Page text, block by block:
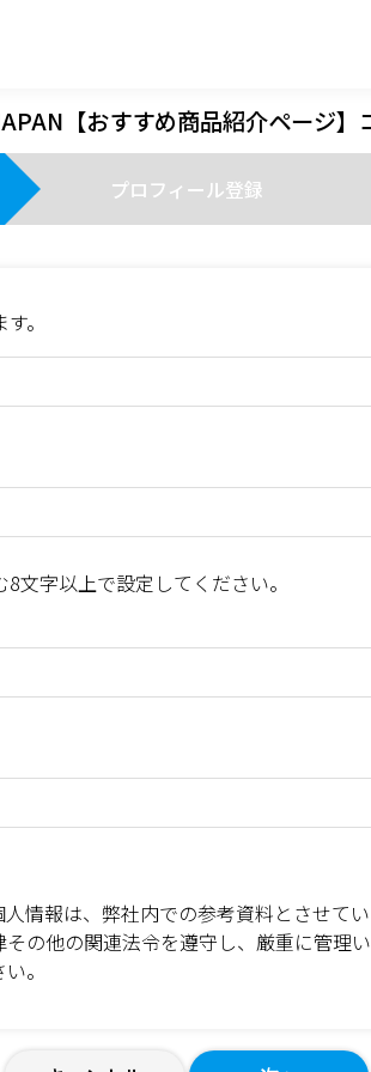
【おすすめ商品紹介ページ
プロフィール登録
。
文字以上で設定してください。
情報は、弊社内での参考資料とさせて
の他の関連法令を遵守し、厳重に管理
。